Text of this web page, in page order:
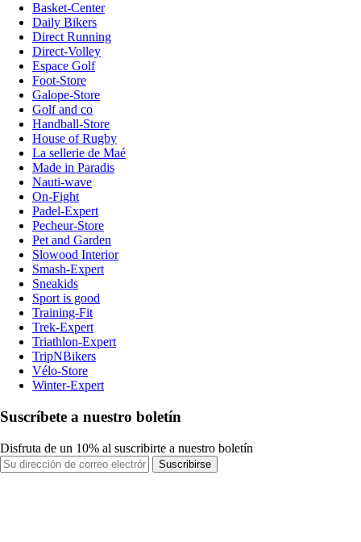
Basket-Center
Daily Bikers
Direct Running
Direct-Volley
Espace Golf
Foot-Store
Galope-Store
Golf and co
Handball-Store
House of Rugby
La sellerie de Maé
Made in Paradis
Nauti-wave
On-Fight
Padel-Expert
Pecheur-Store
Pet and Garden
Slowood Interior
Smash-Expert
Sneakids
Sport is good
Training-Fit
Trek-Expert
Triathlon-Expert
TripNBikers
Vélo-Store
Winter-Expert
Suscríbete a nuestro boletín
Disfruta de un 10% al suscribirte a nuestro boletín
Suscribirse